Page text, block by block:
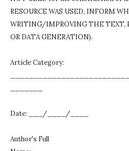
RESOURCE WAS USED, INFORM
WRITING/IMPROVING THE TEXT,
OR DATA GENERATION).
Article Category:
Date: ___/____/____
Author's Full